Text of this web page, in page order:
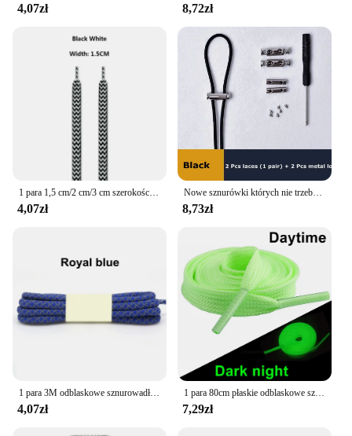
4,07zł 8,72zł
4,07zł
Nowe sznurówki których nie trzeba wiązać elastyczny wypoczynek na świeżym powietrzu trampki metalowa klamra sprężynowa blokowanie leniwych sznurówek dziecko dorosły Unisex okrągły sznurowadło
8,73zł
1 para 3M odblaskowe sznurowadła do trampek sznurowadła do butów bezpieczeństwo odblaskowe sznurowadła okrągłe sznurowadła sznurowadła do butów 100/120/140/160cm
4,07zł
1 para 80cm płaskie odblaskowe sznurowadła do butów bezpieczeństwa świecące diody LED świecące sznurowadła unisex do sportowych butów płóciennych sznurki
7,29zł